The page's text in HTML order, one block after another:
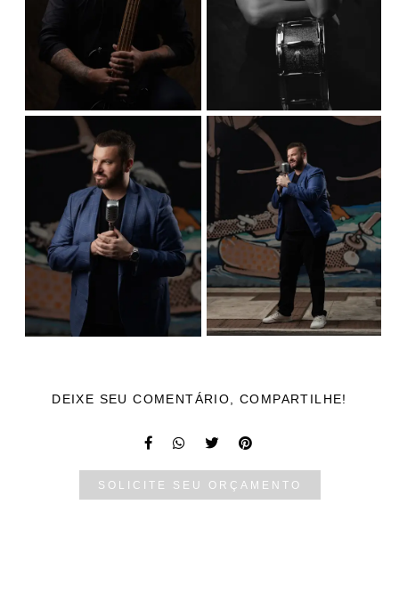
DEIXE SEU COMENTÁRIO, COMPARTILHE!
SOLICITE SEU ORÇAMENTO